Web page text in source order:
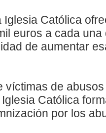
Iglesia Católica
euros a cada
de aumentar
víctimas de
Católica
por los